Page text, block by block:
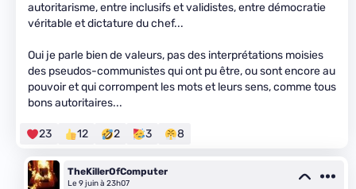
autoritarisme, entre inclusifs et validistes, entre démocratie
véritable et dictature du chef...
Oui je parle bien de valeurs, pas des interprétations moisies
des pseudos-communistes qui ont pu être, ou sont encore au
pouvoir et qui corrompent les mots et leurs sens, comme tous
bons autoritaires...
23 12 2 3 8
TheKillerOfComputer
Le 9 juin à 23h07